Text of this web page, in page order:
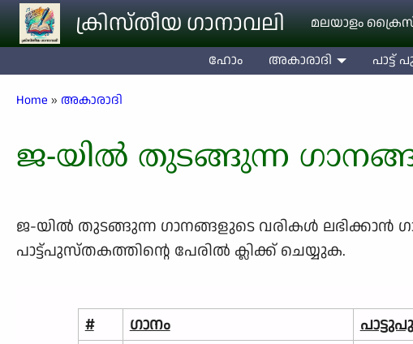
Skip to main contentക്രിസ്തീയ ഗാനാവലി മലയാളം
ഹോം അകാരാദി
Breadcrumb
Home അകാരാദി
ജ-യിൽ തുടങ്ങുന്ന
ജ-യിൽ തുടങ്ങുന്ന ഗാനങ്ങളുടെ വരികള്‍ ലഭിക്കാന്‍
പാട്ട്പുസ്തകത്തിന്റെ പേരില്‍ ക്ലിക്ക് ചെയ്യുക.
# ഗാനം